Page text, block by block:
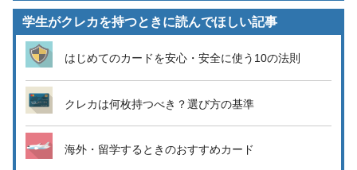
学生がクレカを持つときに読んでほしい記事
はじめてのカードを安心・安全に使う10の法則
クレカは何枚持つべき？選び方の基準
海外・留学するときのおすすめカード